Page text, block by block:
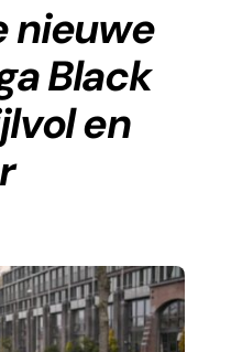
nieuwe
Black
en